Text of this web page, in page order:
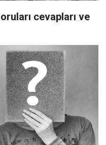
cevapları ve